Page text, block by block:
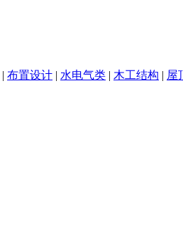
| 布置设计 | 水电气类 | 木工结构 | 屋